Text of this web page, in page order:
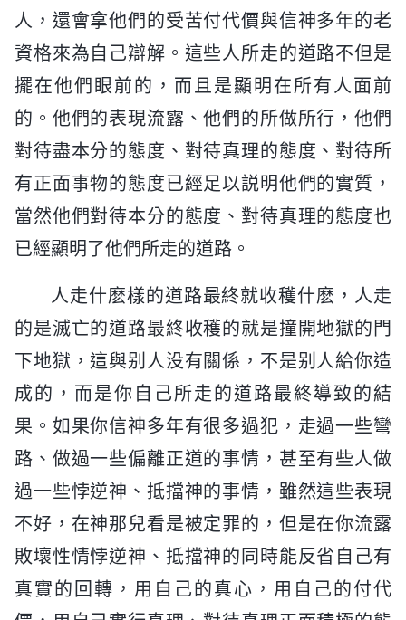
人，還會拿他們的受苦付代價與信神多年的老
資格來為自己辯解。這些人所走的道路不但是
擺在他們眼前的，而且是顯明在所有人面前
的。他們的表現流露、他們的所做所行，他們
對待盡本分的態度、對待真理的態度、對待所
有正面事物的態度已經足以説明他們的實質，
當然他們對待本分的態度、對待真理的態度也
已經顯明了他們所走的道路。
人走什麽樣的道路最終就收穫什麽，人走
的是滅亡的道路最終收穫的就是撞開地獄的門
下地獄，這與别人没有關係，不是别人給你造
成的，而是你自己所走的道路最終導致的結
果。如果你信神多年有很多過犯，走過一些彎
路、做過一些偏離正道的事情，甚至有些人做
過一些悖逆神、抵擋神的事情，雖然這些表現
不好，在神那兒看是被定罪的，但是在你流露
敗壞性情悖逆神、抵擋神的同時能反省自己有
真實的回轉，用自己的真心，用自己的付代